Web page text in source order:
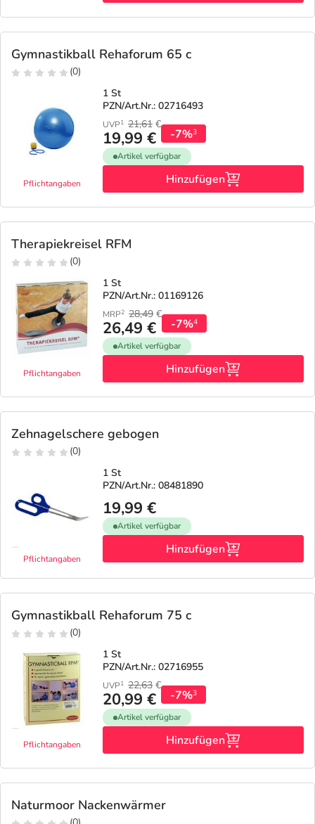
Gymnastikball Rehaforum 65 c
(0)
Pflichtangaben
1 St
PZN/Art.Nr.: 02716493
UVP1 21,61 €
19,99 € -7%3
Artikel verfügbar
Hinzufügen
Therapiekreisel RFM
(0)
Pflichtangaben
1 St
PZN/Art.Nr.: 01169126
MRP2 28,49 €
26,49 € -7%4
Artikel verfügbar
Hinzufügen
Zehnagelschere gebogen
(0)
Pflichtangaben
1 St
PZN/Art.Nr.: 08481890
19,99 €
Artikel verfügbar
Hinzufügen
Gymnastikball Rehaforum 75 c
(0)
Pflichtangaben
1 St
PZN/Art.Nr.: 02716955
UVP1 22,63 €
20,99 € -7%3
Artikel verfügbar
Hinzufügen
Naturmoor Nackenwärmer